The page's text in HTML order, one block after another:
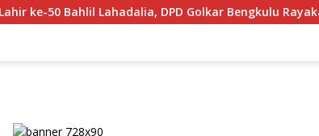
DPD Golkar Bengkulu Rayakan Bersama